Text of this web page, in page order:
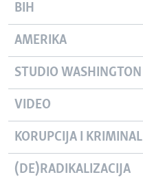
BIH
AMERIKA
STUDIO WASHINGTON
VIDEO
KORUPCIJA I KRIMINAL
(DE)RADIKALIZACIJA